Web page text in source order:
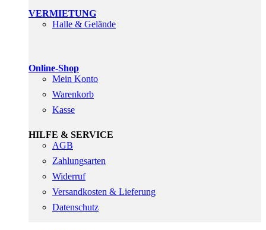
VERMIETUNG
Halle & Gelände
Online-Shop
Mein Konto
Warenkorb
Kasse
HILFE & SERVICE
AGB
Zahlungsarten
Widerruf
Versandkosten & Lieferung
Datenschutz